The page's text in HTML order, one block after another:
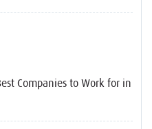
Companies to Work for in